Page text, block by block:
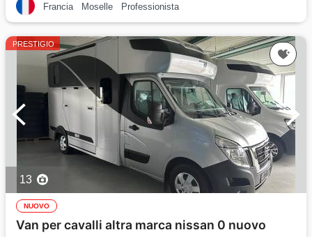
Francia Moselle Professionista
PRESTIGIO
13
NUOVO
Van per cavalli altra marca nissan 0 nuovo